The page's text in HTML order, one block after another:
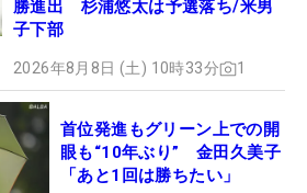
勝進出 杉浦悠太は予選落ち/米男
子下部
2026年8月8日 (土) 10時33分 1
首位発進もグリーン上での開
眼も“10年ぶり” 金田久美子
「あと1回は勝ちたい」